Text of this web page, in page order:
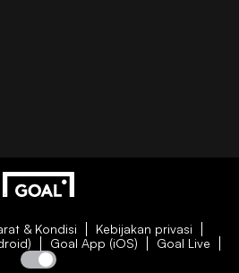
& Kondisi
Kebijakan privasi
Goal App (iOS) Goal Live